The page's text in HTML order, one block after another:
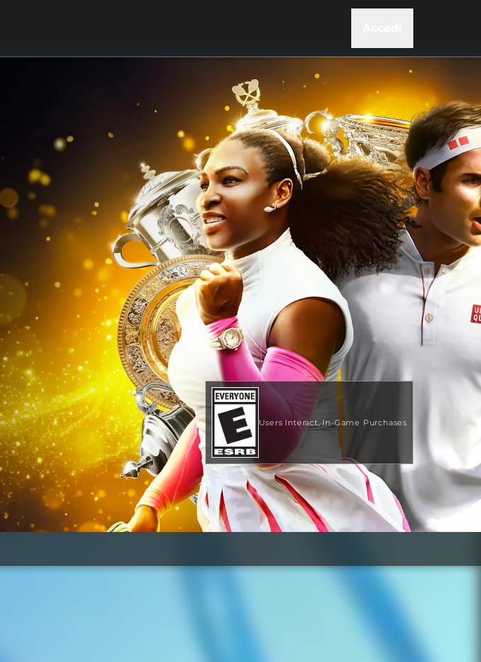
Users Interact In-Game Purchases